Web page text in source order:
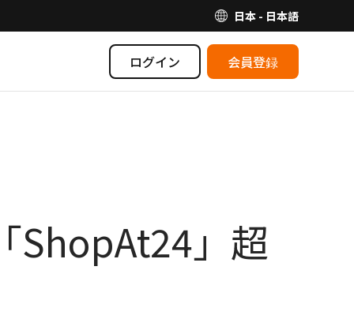
日本 - 日本語
ログイン 会員登録
ShopAt24」超